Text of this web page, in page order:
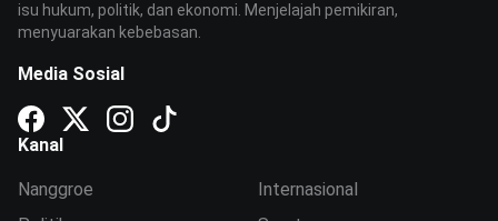
isu hukum, politik, dan ekonomi. Menjelajah pemikiran,
menyuarakan kebebasan.
Media Sosial
Kanal
Nanggroe
Internasional